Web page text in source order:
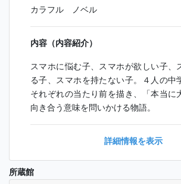
カラフル ノベル
内容（内容紹介）
スマホに悩む子、スマホが欲しい子、
る子、スマホを持たない子。４人の中
それぞれの当たり前を描き、「本当に
向き合う意味を問いかける物語。
詳細情報を表示
所蔵館